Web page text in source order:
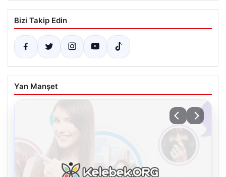
Bizi Takip Edin
Yan Manşet